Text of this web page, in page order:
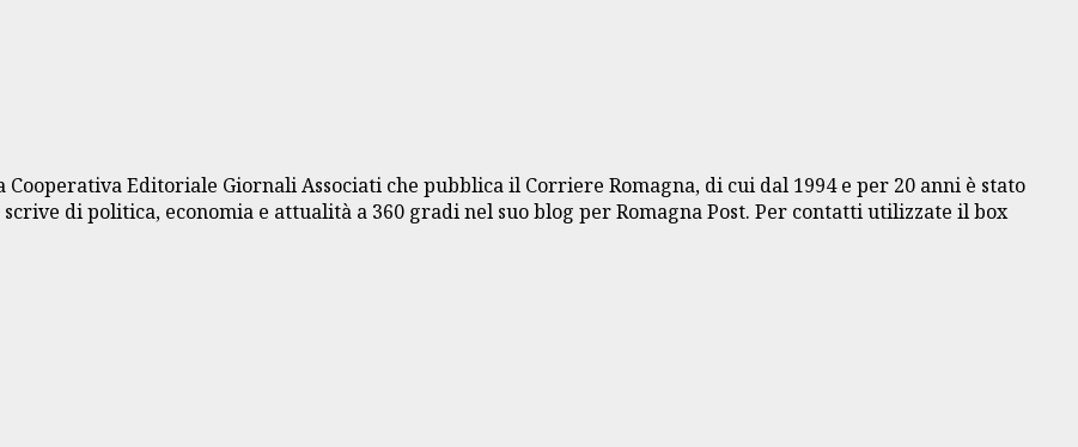
Editoriale Giornali Associati che pubblica il Corriere Romagna, di cui dal 1994 e per 20 anni è stato
di politica, economia e attualità a 360 gradi nel suo blog per Romagna Post. Per contatti utilizzate il box